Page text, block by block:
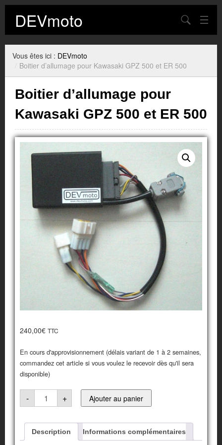
DEVmoto
Contact
Blog
Chercher
Vous êtes ici : DEVmoto
/ Boitier d’allumage pour Kawasaki GPZ 500 et ER 500
Boitier d’allumage pour
Kawasaki GPZ 500 et ER 500
240,00€ TTC
En cours d'approvisionnement (délais variant de 1 à 2 semaines,
commandez cet article si vous voulez le recevoir dès qu'il sera
disponible)
-
quantité
de
d’allumage
pour
+ Ajouter au panier
Description Informations complémentaires